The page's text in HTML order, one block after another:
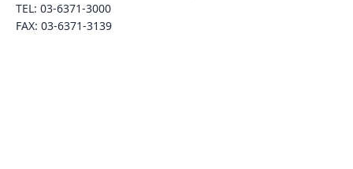
TEL: 03-6371-3000
FAX: 03-6371-3139